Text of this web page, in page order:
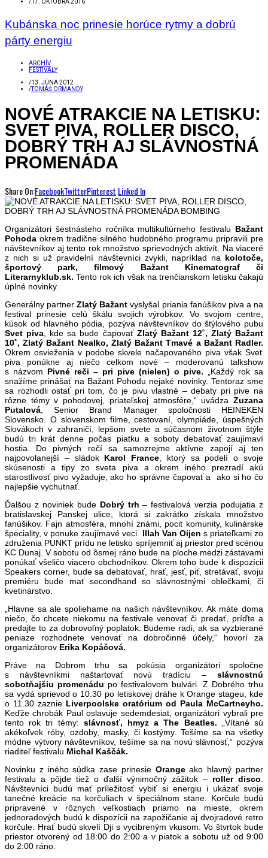
Kubánska noc prinesie horúce rytmy a dobrú
párty energiu
ARCHÍV
FESTIVALY
/13. JÚNA 2012
/TOMÁŠ ORMANDY
NOVÉ ATRAKCIE NA LETISKU:
SVET PIVA, ROLLER DISCO,
DOBRÝ TRH AJ SLÁVNOSTNÁ
PROMENÁDA
Share On:FacebookTwitterPinterest Linked In
Organizátori šestnásteho ročníka multikultúrneho festivalu Bažant
Pohoda okrem tradične silného hudobného programu pripravili pre
návštevníkov aj tento rok množstvo sprievodných aktivít. Na viaceré
z nich si už pravidelní návštevníci zvykli, napríklad na kolotoče,
športový park, filmový Bažant Kinematograf či
Literarnyklub.sk.Tento rok ich však na trenčianskom letisku čakajú
úplné novinky.
Generálny partnerZlatý Bažant vyslyšal priania fanúšikov piva a na
festival prinesie celú škálu svojich výrobkov. Vo svojom centre,
kúsok od hlavného pódia, pozýva návštevníkov do štýlového pubu
Svet piva , kde sa bude čapovať Zlatý Bažant 12˚, Zlatý Bažant
10˚, Zlatý Bažant Nealko, Zlatý Bažant Tmavé a Bažant Radler.
Okrem osvieženia v podobe skvele načapovaného piva však Svet
piva ponúkne aj niečo celkom nové – moderovanú talkshow
s názvom Pivné reči – pri pive (nielen) o pive. „Každý rok sa
snažíme prinášať na Bažant Pohodu nejaké novinky. Tentoraz sme
sa rozhodli ostať pri tom, čo je pivu vlastné – debaty pri pive na
rôzne témy v pohodovej, priateľskej atmosfére,“ uvádza Zuzana
Putalová , Senior Brand Manager spoločnosti HEINEKEN
Slovensko. O slovenskom filme, cestovaní, olympiáde, úspešných
Slovákoch v zahraničí, lepšom svete a súčasnom životnom štýle
budú tri krát denne počas piatku a soboty debatovať zaujímaví
hostia. Do pivných rečí sa samozrejme aktívne zapojí aj ten
najpovolanejší – sládok Karol France , ktorý sa podelí o svoje
skúsenosti a tipy zo sveta piva a okrem iného prezradí akú
starostlivosť pivo vyžaduje, ako ho správne čapovať a ako si ho čo
najlepšie vychutnať.
Ďalšou z noviniek bude Dobrý trh – festivalová verzia podujatia z
bratislavskej Panskej ulice, ktorá si zakrátko získala množstvo
fanúšikov. Fajn atmosféra, mnohí známi, pocit komunity, kulinárske
špeciality, v ponuke zaujímavé veci. Illah Van Oijen s priateľkami zo
združenia PUNKT prídu ne letisko spríjemniť aj priestor pred scénou
KC Dunaj. V sobotu od ôsmej ráno bude na ploche medzi zástavami
ponúkať všeličo viacero obchodníkov. Okrem toho bude k dispozícii
Speakers corner, bude sa debatovať, hrať, jesť, piť, stretávať, svoju
premiéru bude mať secondhand so slávnostnými oblečkami, či
kvetinárstvo.
Hlavne sa ale spoliehame na našich návštevníkov. Ak máte doma
niečo, čo chcete niekomu na festivale venovať či predať, príďte a
predajte to za dobrovoľný poplatok. Budeme radi, ak sa vyzbierané
peniaze rozhodnete venovať na dobročinné účely,“ hovorí za
organizátorov Erika Kopáčová.
Práve na Dobrom trhu sa pokúsia organizátori spoločne
s návštevníkmi naštartovať novú tradíciu – slávnostnú
sobotňajšiu promenádu po festivalovom bulvári. Z Dobrého trhu
sa vydá sprievod o 10.30 po letiskovej dráhe k Orange stageu, kde
o 11.30 zaznie Liverpoolske oratórium od Paula McCartneyho.
Keďže chrobák Paul oslavuje sedemdesiat, organizátori vybrali pre
tento rok tri témy: slávnosť, hmyz a The Beatles. „Vítané sú
akékoľvek róby, ozdoby, masky, či kostýmy. Tešíme sa na všetky
módne výtvory návštevníkov, tešíme sa na novú slávnosť,“ pozýva
riaditeľ festivalu Michal Kaščák.
Novinku z iného súdka zase prinesie Orangeako hlavný partner
festivalu a pôjde tiež o ďalší výnimočný zážitok – roller disco
Návštevníci budú mať príležitosť vybiť si energiu i ukázať svoje
tanečné kreácie na korčuliach v špeciálnom stane. Korčule budú
pripravené v rôznych veľkostiach priamo na mieste, okrem
jednoradových budú k dispozícii na zapožičanie aj dvojradové retro
korčule. Hrať budú skvelí Dji s vycibreným vkusom. Vo štvrtok bude
priestor otvorený od 18:00 do 2:00 a v piatok a sobotu už od 9:00
do 2:00 ráno.